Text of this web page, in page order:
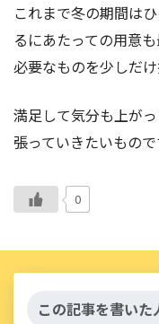
これまで冬の期間は
るにあたっての用意
必要なものを少しだ
満足して気分も上が
張っていきたいもので
0
この記事を書いた